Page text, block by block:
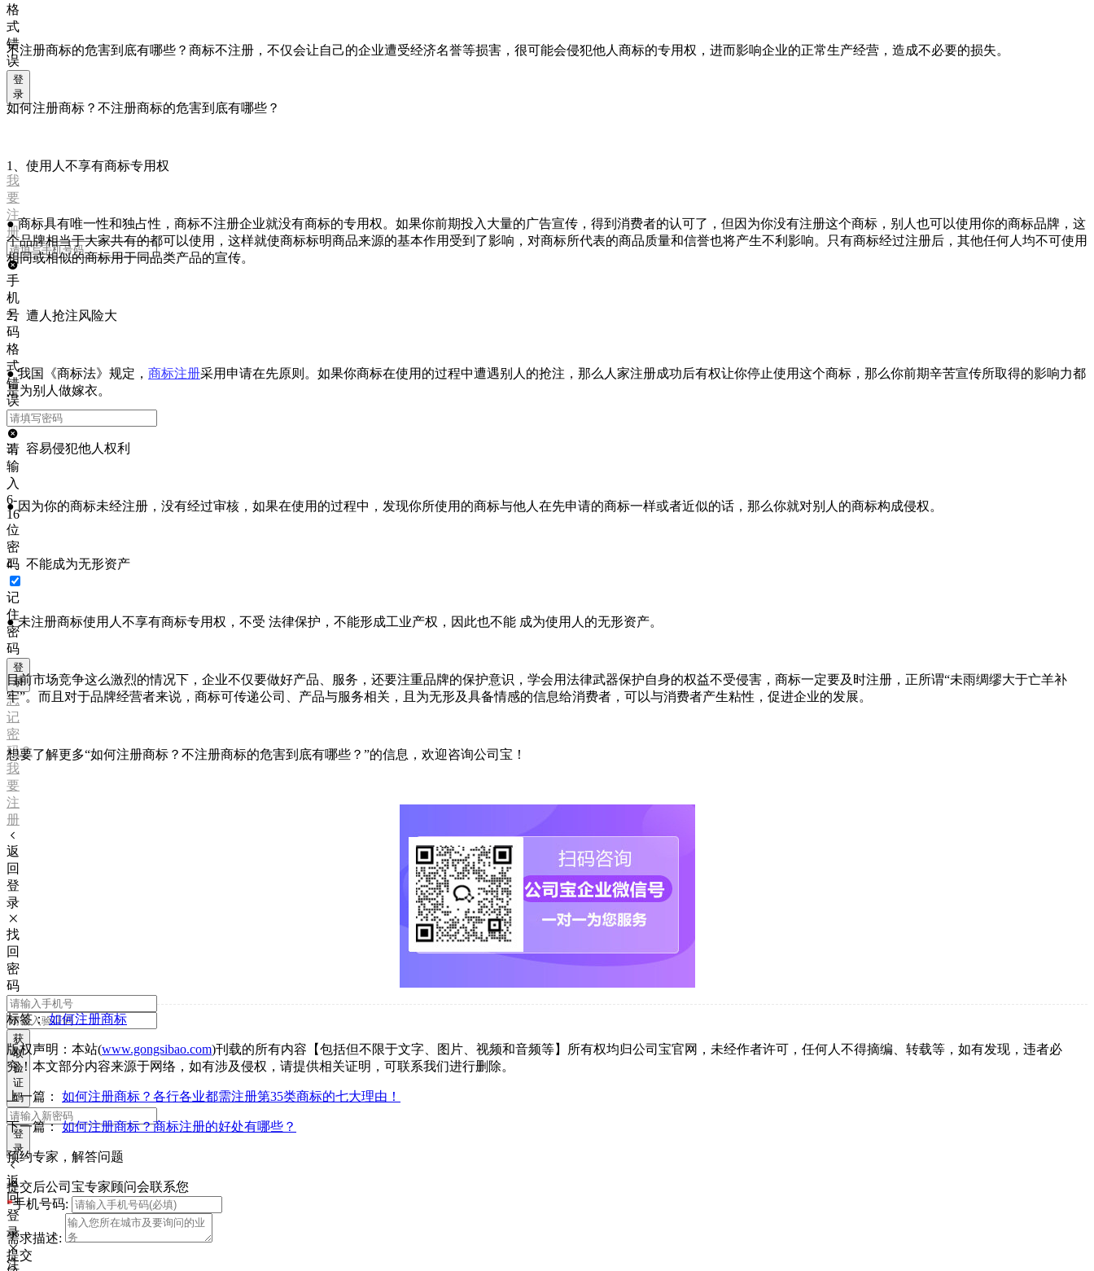
格
式
错
误
登
录
我
要
注
册
手
机
号
码
格
式
错
误
请
输
入
6-
16
位
密
码
记
住
密
码
登
录
忘
记
密
码？
我
要
注
册
返
回
登
录
找
回
密
码
获
取
验
证
码
登
录
返
回
登
录
注
不注册商标的危害到底有哪些？商标不注册，不仅会让自己的企业遭受经济名誉等损害，很可能会侵犯他人商标的专用权，进而影响企业的正常生产经营，造成不必要的损失。
如何注册商标？不注册商标的危害到底有哪些？
1、使用人不享有商标专用权
● 商标具有唯一性和独占性，商标不注册企业就没有商标的专用权。如果你前期投入大量的广告宣传，得到消费者的认可了，但因为你没有注册这个商标，别人也可以使用你的商标品牌，这
个品牌相当于大家共有的都可以使用，这样就使商标标明商品来源的基本作用受到了影响，对商标所代表的商品质量和信誉也将产生不利影响。只有商标经过注册后，其他任何人均不可使用
相同或相似的商标用于同品类产品的宣传。
2、遭人抢注风险大
● 我国《商标法》规定， 商标注册采用申请在先原则。如果你商标在使用的过程中遭遇别人的抢注，那么人家注册成功后有权让你停止使用这个商标，那么你前期辛苦宣传所取得的影响力都
是为别人做嫁衣。
3、容易侵犯他人权利
● 因为你的商标未经注册，没有经过审核，如果在使用的过程中，发现你所使用的商标与他人在先申请的商标一样或者近似的话，那么你就对别人的商标构成侵权。
4、不能成为无形资产
● 未注册商标使用人不享有商标专用权，不受 法律保护，不能形成工业产权，因此也不能 成为使用人的无形资产。
目前市场竞争这么激烈的情况下，企业不仅要做好产品、服务，还要注重品牌的保护意识，学会用法律武器保护自身的权益不受侵害，商标一定要及时注册，正所谓“未雨绸缪大于亡羊补
牢”。而且对于品牌经营者来说，商标可传递公司、产品与服务相关，且为无形及具备情感的信息给消费者，可以与消费者产生粘性，促进企业的发展。
想要了解更多“如何注册商标？不注册商标的危害到底有哪些？”的信息，欢迎咨询公司宝！
标签：如何注册商标
版权声明：本站(www.gongsibao.com)刊载的所有内容【包括但不限于文字、图片、视频和音频等】所有权均归公司宝官网，未经作者许可，任何人不得摘编、转载等，如有发现，违者必
究！本文部分内容来源于网络，如有涉及侵权，请提供相关证明，可联系我们进行删除。
上一篇： 如何注册商标？各行各业都需注册第35类商标的七大理由！
下一篇：如何注册商标？商标注册的好处有哪些？
预约专家，解答问题
提交后公司宝专家顾问会联系您
*手机号码:
需求描述:
提交